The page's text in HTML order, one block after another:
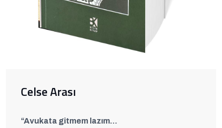
Celse Arası
“Avukata gitmem lazım…